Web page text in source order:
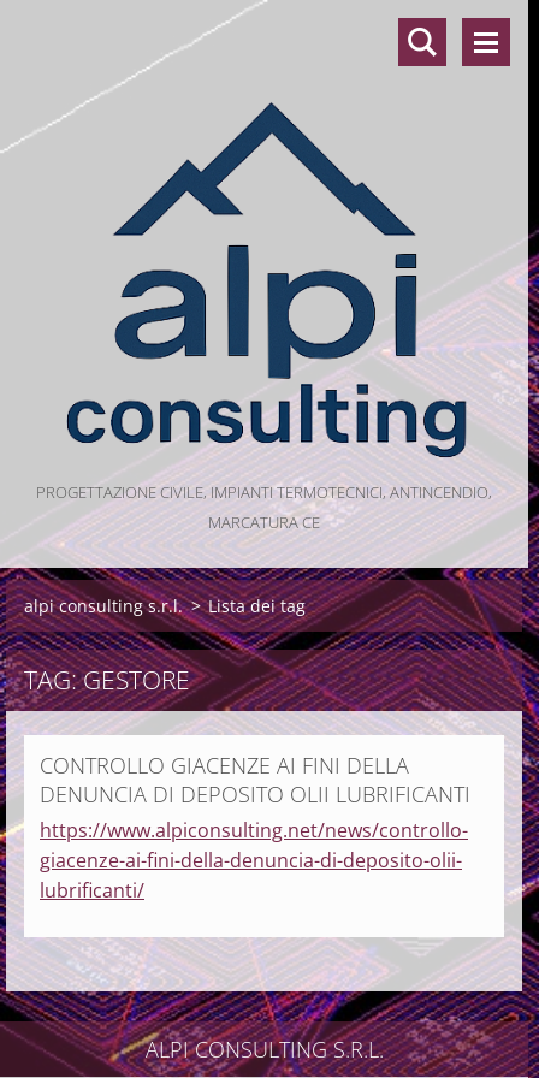
PROGETTAZIONE CIVILE, IMPIANTI TERMOTECNICI, ANTINCENDIO,
MARCATURA CE
alpi consulting s.r.l. > Lista dei tag
TAG: GESTORE
CONTROLLO GIACENZE AI FINI DELLA
DENUNCIA DI DEPOSITO OLII LUBRIFICANTI
https://www.alpiconsulting.net/news/controllo-
giacenze-ai-fini-della-denuncia-di-deposito-olii-
lubrificanti/
ALPI CONSULTING S.R.L.